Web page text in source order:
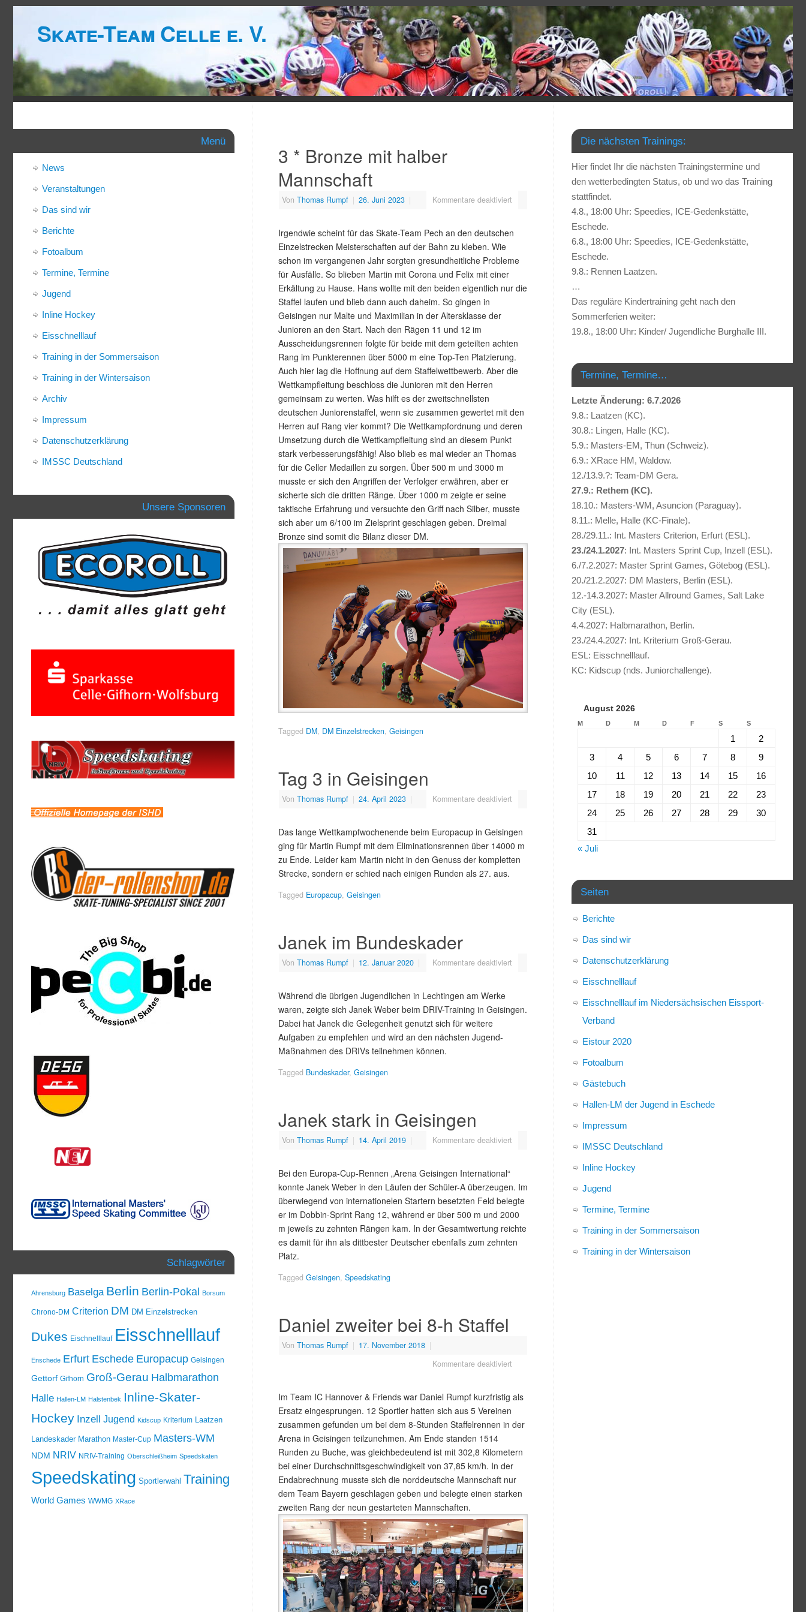
Skate-Team Celle e. V.
3 * Bronze mit halber
Mannschaft
Von Thomas Rumpf | 26. Juni 2023 | Kommentare deaktiviert
Irgendwie scheint für das Skate-Team Pech an den deutschen
Einzelstrecken Meisterschaften auf der Bahn zu kleben. Wie
schon im vergangenen Jahr sorgten gresundheitliche Probleme
für Ausfälle. So blieben Martin mit Corona und Felix mit einer
Erkältung zu Hause. Hans wollte mit den beiden eigentlich nur die
Staffel laufen und blieb dann auch daheim. So gingen in
Geisingen nur Malte und Maximilian in der Altersklasse der
Junioren an den Start. Nach den Rägen 11 und 12 im
Ausscheidungsrennen folgte für beide mit dem geteilten achten
Rang im Punkterennen über 5000 m eine Top-Ten Platzierung.
Auch hier lag die Hoffnung auf dem Staffelwettbewerb. Aber die
Wettkampfleitung beschloss die Junioren mit den Herren
gemeinsam zu werten. Was hilft es der zweitschnellsten
deutschen Juniorenstaffel, wenn sie zusammen gewertet mit den
Herren auf Rang vier kommt? Die Wettkampfordnung und deren
Umsetzung durch die Wettkampfleitung sind an diesem Punkt
stark verbesserungsfähig! Also blieb es mal wieder an Thomas
für die Celler Medaillen zu sorgen. Über 500 m und 3000 m
musste er sich den Angriffen der Verfolger erwähren, aber er
sicherte sich die dritten Ränge. Über 1000 m zeigte er seine
taktische Erfahrung und versuchte den Griff nach Silber, musste
sich aber um 6/100 im Zielsprint geschlagen geben. Dreimal
Bronze sind somit die Bilanz dieser DM.
Tagged DM, DM Einzelstrecken, Geisingen
Tag 3 in Geisingen
Von Thomas Rumpf | 24. April 2023 | Kommentare deaktiviert
Das lange Wettkampfwochenende beim Europacup in Geisingen
ging für Martin Rumpf mit dem Eliminationsrennen über 14000 m
zu Ende. Leider kam Martin nicht in den Genuss der kompletten
Strecke, sondern er schied nach einigen Runden als 27. aus.
Tagged Europacup, Geisingen
Janek im Bundeskader
Von Thomas Rumpf | 12. Januar 2020 | Kommentare deaktiviert
Während die übrigen Jugendlichen in Lechtingen am Werke
waren, zeigte sich Janek Weber beim DRIV-Training in Geisingen.
Dabei hat Janek die Gelegenheit genutzt sich für weitere
Aufgaben zu empfehlen und wird an den nächsten Jugend-
Maßnahmen des DRIVs teilnehmen können.
Tagged Bundeskader, Geisingen
Janek stark in Geisingen
Von Thomas Rumpf | 14. April 2019 | Kommentare deaktiviert
Bei den Europa-Cup-Rennen „Arena Geisingen International“
konnte Janek Weber in den Läufen der Schüler-A überzeugen. Im
überwiegend von internationelen Startern besetzten Feld belegte
er im Dobbin-Sprint Rang 12, während er über 500 m und 2000
m jeweils zu zehnten Rängen kam. In der Gesamtwertung reichte
es damit für ihn als dittbester Deutscher ebenfalls zum zehnten
Platz.
Tagged Geisingen, Speedskating
Daniel zweiter bei 8-h Staffel
Von Thomas Rumpf | 17. November 2018 |
Kommentare deaktiviert
Im Team IC Hannover & Friends war Daniel Rumpf kurzfristig als
Ersatz eingesprungen. 12 Sportler hatten sich aus 5 Vereinen
zusammen gefunden um bei dem 8-Stunden Staffelrennen in der
Arena in Geisingen teilzunehmen. Am Ende standen 1514
Runden zu Buche, was gleichbedeutend ist mit 302,8 Kilometern
bei einer Durchschnittsgeschwindigkeit von 37,85 km/h. In der
Endabrechnung musste sich die norddeutsche Mannschaft nur
dem Team Bayern geschlagen geben und belegte einen starken
zweiten Rang der neun gestarteten Mannschaften.
Menü
News
Veranstaltungen
Das sind wir
Berichte
Fotoalbum
Termine, Termine
Jugend
Inline Hockey
Eisschnelllauf
Training in der Sommersaison
Training in der Wintersaison
Archiv
Impressum
Datenschutzerklärung
IMSSC Deutschland
Unsere Sponsoren
Schlagwörter
Ahrensburg Baselga Berlin Berlin-Pokal Borsum
Chrono-DM Criterion DM DM Einzelstrecken
Dukes Eischnelllauf Eisschnelllauf
Enschede Erfurt Eschede Europacup Geisingen
Gettorf Gifhorn Groß-Gerau Halbmarathon
Halle Hallen-LM Halstenbek Inline-Skater-
Hockey Inzell Jugend Kidscup Kriterium Laatzen
Landeskader Marathon Master-Cup Masters-WM
NDM NRIV NRIV-Training Oberschleißheim Speedskaten
Speedskating Sportlerwahl Training
World Games WWMG XRace
Die nächsten Trainings:
Hier findet Ihr die nächsten Trainingstermine und
den wetterbedingten Status, ob und wo das Training
stattfindet.
4.8., 18:00 Uhr: Speedies, ICE-Gedenkstätte,
Eschede.
6.8., 18:00 Uhr: Speedies, ICE-Gedenkstätte,
Eschede.
9.8.: Rennen Laatzen.
…
Das reguläre Kindertraining geht nach den
Sommerferien weiter:
19.8., 18:00 Uhr: Kinder/ Jugendliche Burghalle III.
Termine, Termine…
Letzte Änderung: 6.7.2026
9.8.: Laatzen (KC).
30.8.: Lingen, Halle (KC).
5.9.: Masters-EM, Thun (Schweiz).
6.9.: XRace HM, Waldow.
12./13.9.?: Team-DM Gera.
27.9.: Rethem (KC).
18.10.: Masters-WM, Asuncion (Paraguay).
8.11.: Melle, Halle (KC-Finale).
28./29.11.: Int. Masters Criterion, Erfurt (ESL).
23./24.1.2027: Int. Masters Sprint Cup, Inzell (ESL).
6./7.2.2027: Master Sprint Games, Götebog (ESL).
20./21.2.2027: DM Masters, Berlin (ESL).
12.-14.3.2027: Master Allround Games, Salt Lake
City (ESL).
4.4.2027: Halbmarathon, Berlin.
23./24.4.2027: Int. Kriterium Groß-Gerau.
ESL: Eisschnelllauf.
KC: Kidscup (nds. Juniorchallenge).
August 2026
M D M D F S S
1
2
3
4 5 6 7 8
9
10
11 12 13 14 15
16
17
18 19 20 21 22
23
24
25 26 27 28 29
30
31
« Juli
Seiten
Berichte
Das sind wir
Datenschutzerklärung
Eisschnelllauf
Eisschnelllauf im Niedersächsischen Eissport-
Verband
Eistour 2020
Fotoalbum
Gästebuch
Hallen-LM der Jugend in Eschede
Impressum
IMSSC Deutschland
Inline Hockey
Jugend
Termine, Termine
Training in der Sommersaison
Training in der Wintersaison